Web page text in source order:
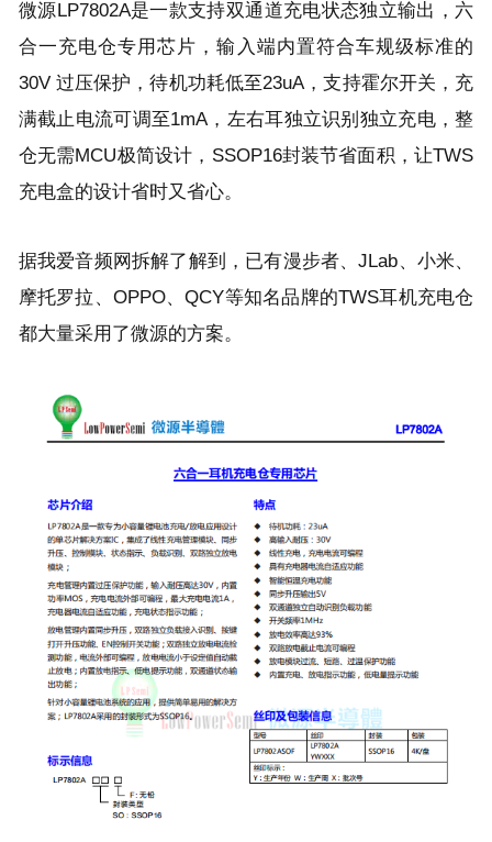
微源LP7802A是一款支持双通道充电状态独立输出，六
合一充电仓专用芯片，输入端内置符合车规级标准的
30V 过压保护，待机功耗低至23uA，支持霍尔开关，充
满截止电流可调至1mA，左右耳独立识别独立充电，整
仓无需MCU极简设计，SSOP16封装节省面积，让TWS
充电盒的设计省时又省心。
据我爱音频网拆解了解到，已有漫步者、JLab、小米、
摩托罗拉、OPPO、QCY等知名品牌的TWS耳机充电仓
都大量采用了微源的方案。